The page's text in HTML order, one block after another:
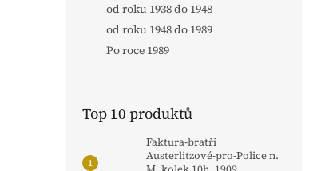
od roku 1938 do 1948
od roku 1948 do 1989
Po roce 1989
Top 10 produktů
Faktura-bratři
Austerlitzové-pro-Police n.